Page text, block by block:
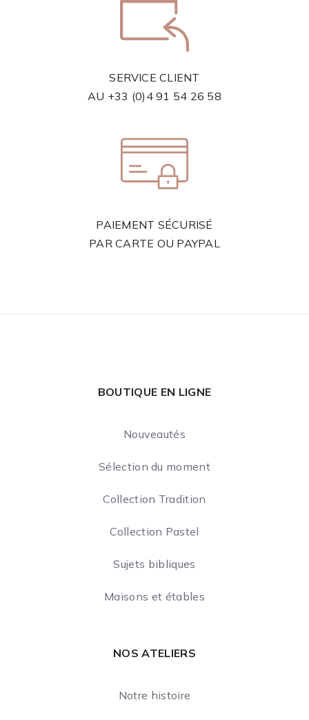
SERVICE CLIENT
AU +33 (0)4 91 54 26 58
PAIEMENT SÉCURISÉ
PAR CARTE OU PAYPAL
BOUTIQUE EN LIGNE
Nouveautés
Sélection du moment
Collection Tradition
Collection Pastel
Sujets bibliques
Maisons et étables
NOS ATELIERS
Notre histoire